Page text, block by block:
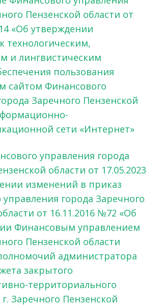
Пензенской области от
«Об утверждении
технологическим,
и лингвистическим
пользования
сайтом Финансового
Заречного Пензенской
сети «Интернет»
управления города
области от 17.05.2023
изменений в приказ
города Заречного
от 16.11.2016 №72 «Об
Финансовым управлением
Пензенской области
администратора
закрытого
территориального
Заречного Пензенской